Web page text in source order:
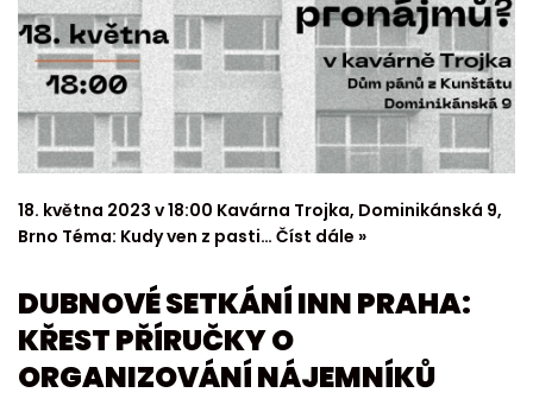
18. května 2023 v 18:00 Kavárna Trojka, Dominikánská 9,
Brno Téma: Kudy ven z pasti… Číst dále »
DUBNOVÉ SETKÁNÍ INN PRAHA:
KŘEST PŘÍRUČKY O
ORGANIZOVÁNÍ NÁJEMNÍKŮ